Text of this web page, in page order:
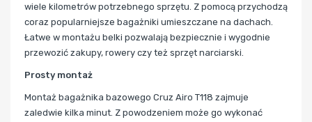
wiele kilometrów potrzebnego sprzętu. Z pomocą przychodzą
coraz popularniejsze bagażniki umieszczane na dachach.
Łatwe w montażu belki pozwalają bezpiecznie i wygodnie
przewozić zakupy, rowery czy też sprzęt narciarski.
Prosty montaż
Montaż bagażnika bazowego Cruz Airo T118 zajmuje
zaledwie kilka minut. Z powodzeniem może go wykonać